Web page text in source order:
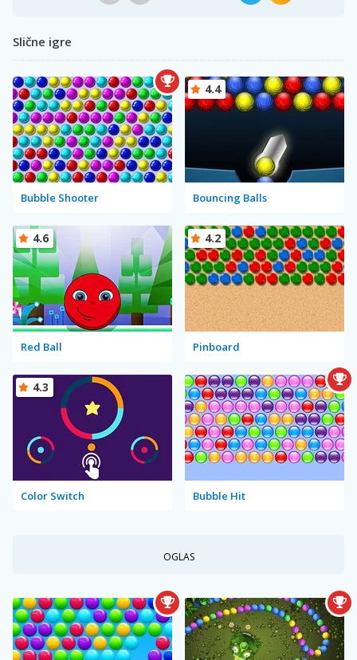
Slične igre
Bubble Shooter Bouncing Balls
4.4
Red Ball
4.6
Pinboard
4.2
Color Switch
4.3
Bubble Hit
OGLAS